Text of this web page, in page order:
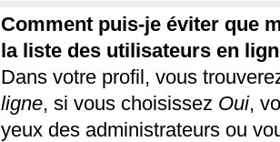
Comment puis-je éviter que
la liste des utilisateurs en
Dans votre profil, vous
ligne, si vous choisissez Oui,
yeux des administrateurs ou